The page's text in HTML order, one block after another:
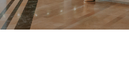
Futuro alumnado